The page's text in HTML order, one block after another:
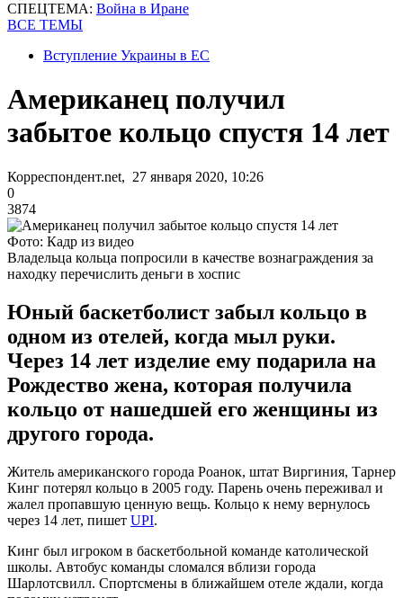
СПЕЦТЕМА: Война в Иране
ВСЕ ТЕМЫ
Вступление Украины в ЕС
Американец получил
забытое кольцо спустя 14 лет
Корреспондент.net, 27 января 2020, 10:26
0
3874
Фото: Кадр из видео
Владельца кольца попросили в качестве вознаграждения за
находку перечислить деньги в хоспис
Юный баскетболист забыл кольцо в
одном из отелей, когда мыл руки.
Через 14 лет изделие ему подарила на
Рождество жена, которая получила
кольцо от нашедшей его женщины из
другого города.
Житель американского города Роанок, штат Виргиния, Тарнер
Кинг потерял кольцо в 2005 году. Парень очень переживал и
жалел пропавшую ценную вещь. Кольцо к нему вернулось
через 14 лет, пишет UPI.
Кинг был игроком в баскетбольной команде католической
школы. Автобус команды сломался вблизи города
Шарлотсвилл. Спортсмены в ближайшем отеле ждали, когда